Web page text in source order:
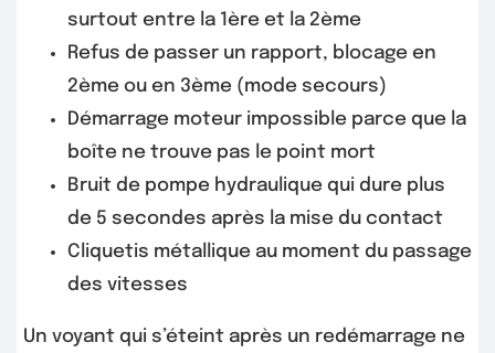
surtout entre la 1ère et la 2ème
Refus de passer un rapport, blocage en
2ème ou en 3ème (mode secours)
Démarrage moteur impossible parce que la
boîte ne trouve pas le point mort
Bruit de pompe hydraulique qui dure plus
de 5 secondes après la mise du contact
Cliquetis métallique au moment du passage
des vitesses
Un voyant qui s’éteint après un redémarrage ne